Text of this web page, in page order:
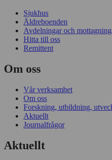
Sjukhus
Äldreboenden
Avdelningar och
Hitta till oss
Remittent
Om oss
Vår verksamhet
Om oss
Forskning, utbildning,
Aktuellt
Journalfrågor
Aktuellt